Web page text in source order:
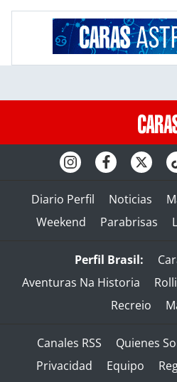
Diario Perfil Noticias
Weekend
Parabrisas
Perfil Brasil:
Aventuras Na Historia
Recreio
Canales RSS Quienes
Privacidad
Equipo